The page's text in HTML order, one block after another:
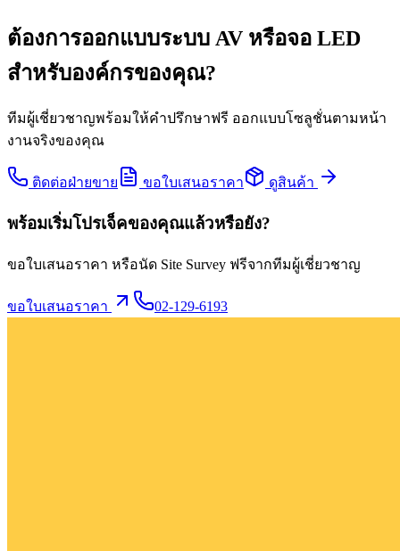
ต้องการออกแบบระบบ AV หรือจอ LED
สำหรับองค์กรของคุณ?
ทีมผู้เชี่ยวชาญพร้อมให้คำปรึกษาฟรี ออกแบบโซลูชั่นตามหน้า
งานจริงของคุณ
ติดต่อฝ่ายขาย ขอใบเสนอราคา ดูสินค้า
พร้อมเริ่มโปรเจ็คของคุณแล้วหรือยัง?
ขอใบเสนอราคา หรือนัด Site Survey ฟรีจากทีมผู้เชี่ยวชาญ
ขอใบเสนอราคา 02-129-6193